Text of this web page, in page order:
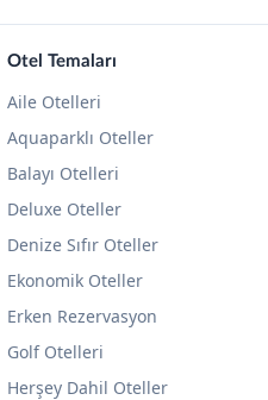
Otel Temaları
Aile Otelleri
Aquaparklı Oteller
Balayı Otelleri
Deluxe Oteller
Denize Sıfır Oteller
Ekonomik Oteller
Erken Rezervasyon
Golf Otelleri
Herşey Dahil Oteller